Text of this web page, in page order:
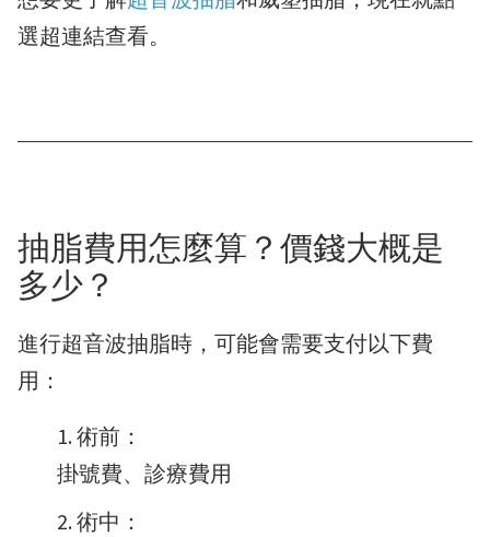
選超連結查看。
抽脂費用怎麼算？價錢大概是
多少？
進行超音波抽脂時，可能會需要支付以下費
用：
術前：
掛號費、診療費用
術中：